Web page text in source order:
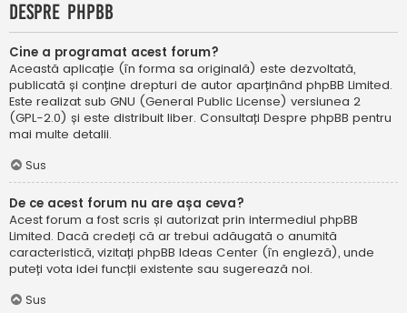
Despre phpBB
Cine a programat acest forum?
Această aplicație (în forma sa originală) este dezvoltată,
publicată și conține drepturi de autor aparținând phpBB Limited.
Este realizat sub GNU (General Public License) versiunea 2
(GPL-2.0) și este distribuit liber. Consultați Despre phpBB pentru
mai multe detalii.
Sus
De ce acest forum nu are așa ceva?
Acest forum a fost scris și autorizat prin intermediul phpBB
Limited. Dacă credeți că ar trebui adăugată o anumită
caracteristică, vizitați phpBB Ideas Center (în engleză), unde
puteți vota idei funcții existente sau sugerează noi.
Sus